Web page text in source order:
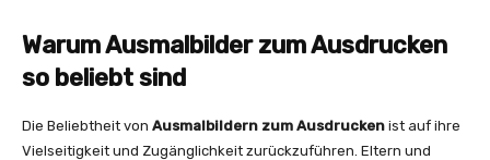
Warum Ausmalbilder zum Ausdrucken
so beliebt sind
Die Beliebtheit von Ausmalbildern zum Ausdrucken ist auf ihre
Vielseitigkeit und Zugänglichkeit zurückzuführen. Eltern und